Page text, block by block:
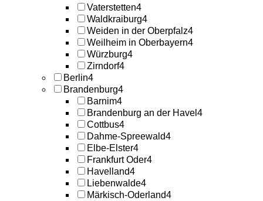
Vaterstetten4
Waldkraiburg4
Weiden in der Oberpfalz4
Weilheim in Oberbayern4
Würzburg4
Zirndorf4
Berlin4
Brandenburg4
Barnim4
Brandenburg an der Havel 4
Cottbus4
Dahme-Spreewald4
Elbe-Elster4
Frankfurt Oder4
Havelland4
Liebenwalde4
Märkisch-Oderland4